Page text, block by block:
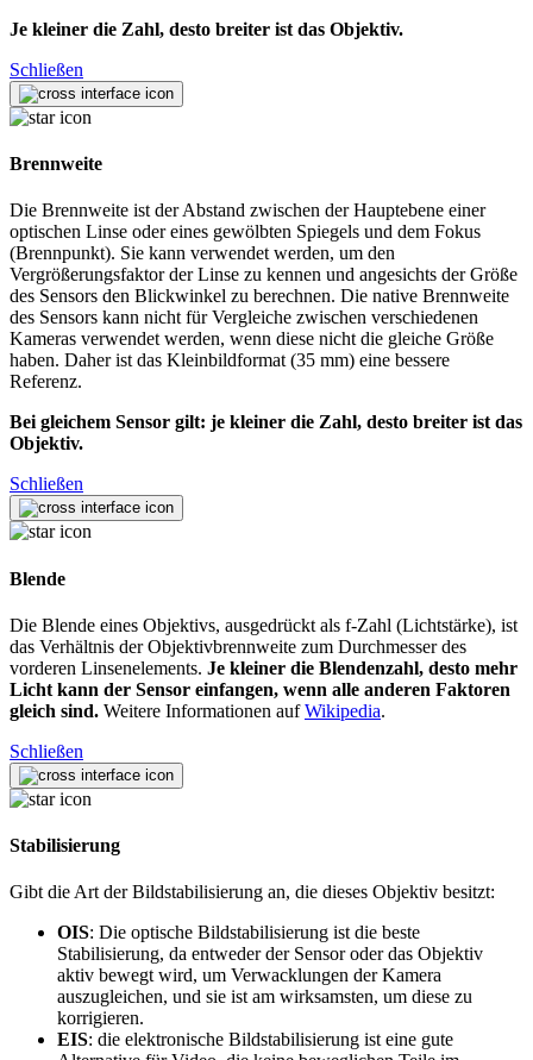
Je kleiner die Zahl, desto breiter ist das Objektiv.
Schließen
Brennweite
Die Brennweite ist der Abstand zwischen der Hauptebene einer
optischen Linse oder eines gewölbten Spiegels und dem Fokus
(Brennpunkt). Sie kann verwendet werden, um den
Vergrößerungsfaktor der Linse zu kennen und angesichts der Größe
des Sensors den Blickwinkel zu berechnen. Die native Brennweite
des Sensors kann nicht für Vergleiche zwischen verschiedenen
Kameras verwendet werden, wenn diese nicht die gleiche Größe
haben. Daher ist das Kleinbildformat (35 mm) eine bessere
Referenz.
Bei gleichem Sensor gilt: je kleiner die Zahl, desto breiter ist das
Objektiv.
Schließen
Blende
Die Blende eines Objektivs, ausgedrückt als f-Zahl (Lichtstärke), ist
das Verhältnis der Objektivbrennweite zum Durchmesser des
vorderen Linsenelements. Je kleiner die Blendenzahl, desto mehr
Licht kann der Sensor einfangen, wenn alle anderen Faktoren
gleich sind. Weitere Informationen aufWikipedia.
Schließen
Stabilisierung
Gibt die Art der Bildstabilisierung an, die dieses Objektiv besitzt:
OIS: Die optische Bildstabilisierung ist die beste
Stabilisierung, da entweder der Sensor oder das Objektiv
aktiv bewegt wird, um Verwacklungen der Kamera
auszugleichen, und sie ist am wirksamsten, um diese zu
korrigieren.
EIS: die elektronische Bildstabilisierung ist eine gute